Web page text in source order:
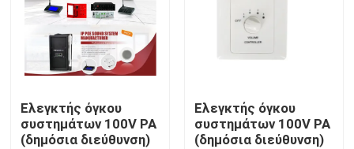
Ειδήσεις
Ενισχυτής συστημάτων PA
Ελεγκτής όγκου
συστημάτων 100V PA
(δημόσια διεύθυνση)
Ελεγκτής όγκου
συστημάτων 100V PA
(δημόσια διεύθυνση)